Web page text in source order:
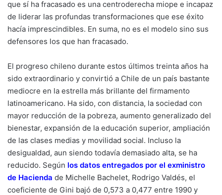
que sí ha fracasado es una centroderecha miope e incapaz
de liderar las profundas transformaciones que ese éxito
hacía imprescindibles. En suma, no es el modelo sino sus
defensores los que han fracasado.
El progreso chileno durante estos últimos treinta años ha
sido extraordinario y convirtió a Chile de un país bastante
mediocre en la estrella más brillante del firmamento
latinoamericano. Ha sido, con distancia, la sociedad con
mayor reducción de la pobreza, aumento generalizado del
bienestar, expansión de la educación superior, ampliación
de las clases medias y movilidad social. Incluso la
desigualdad, aun siendo todavía demasiado alta, se ha
reducido. Según los datos entregados por el exministro
de Hacienda de Michelle Bachelet, Rodrigo Valdés, el
coeficiente de Gini bajó de 0,573 a 0,477 entre 1990 y